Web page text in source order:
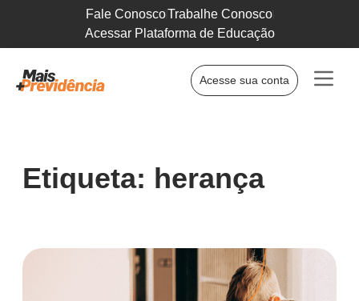
Fale ConoscoTrabalhe Conosco
Acessar Plataforma de Educação
Acesse sua conta
Etiqueta: herança